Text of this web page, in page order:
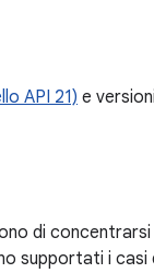
API 21) e
di
supportati i casi